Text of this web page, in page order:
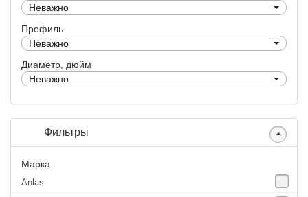
Неважно
Профиль
Неважно
Диаметр, дюйм
Неважно
Фильтры
Марка
Anlas